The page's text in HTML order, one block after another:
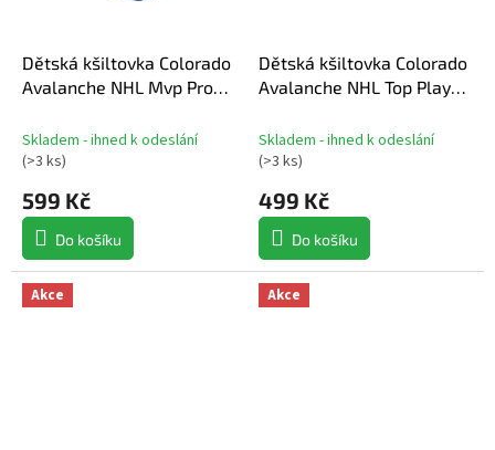
Dětská kšiltovka Colorado
Avalanche NHL Mvp Pro
Skladem - ihned k odeslání
(>3 ks)
599 Kč
Do košíku
Dětská kšiltovka Colorado
Avalanche NHL Top Player
Skladem - ihned k odeslání
(>3 ks)
499 Kč
Do košíku
Akce Akce